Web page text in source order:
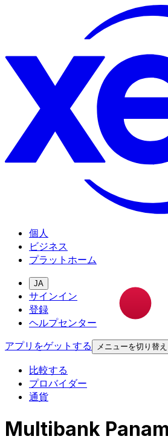
個人
ビジネス
プラットホーム
JA
サインイン
登録
ヘルプセンター
アプリをゲットする
メニューを切り替え
比較する
プロバイダー
通貨
Multibank